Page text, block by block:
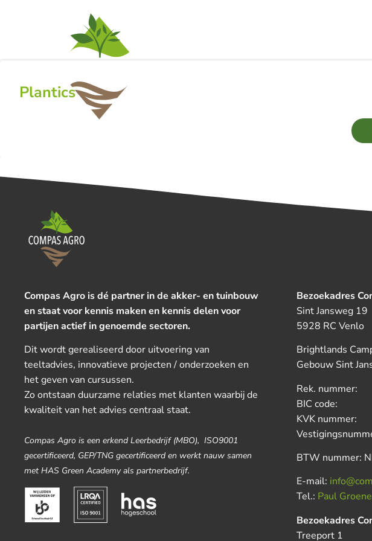
Plantics
Compas Agro is dé partner in de akker- en tuinbouw
en staat voor kennis maken en kennis delen voor
partijen actief in genoemde sectoren.
Dit wordt gerealiseerd door uitvoering van
teeltadvies, innovatieve projecten / onderzoeken en
het geven van cursussen.
Zo ontstaan duurzame relaties met klanten waarbij de
kwaliteit van het advies centraal staat.
Compas Agro is een erkend Leerbedrijf (MBO), ISO9001
gecertificeerd, GEP/TNG gecertificeerd en werkt nauw samen
met HAS Green Academy als partnerbedrijf.
Bezoekadres
Sint Jansweg 19
5928 RC Venlo
Brightlands
Gebouw Sint
Rek.
BIC code:
KVK
BTW nummer:
E-mail:
Tel.: Paul
Bezoekadres
Treeport 1